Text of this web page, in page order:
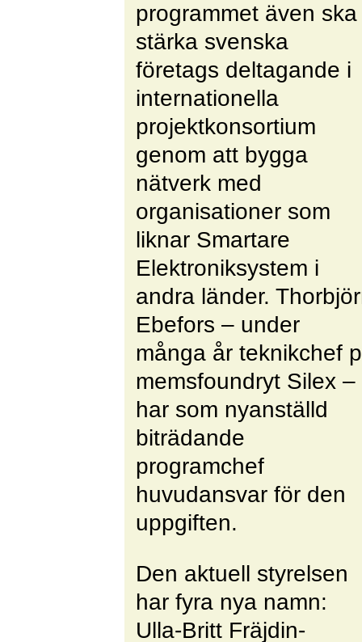
programmet även ska
stärka svenska
företags deltagande i
internationella
projektkonsortium
genom att bygga
nätverk med
organisationer som
liknar Smartare
Elektroniksystem i
andra länder.
Ebefors – under
många år teknikchef
memsfoundryt Silex –
har som nyanställd
biträdande
programchef
huvudansvar för den
uppgiften.
Den aktuell styrelsen
har fyra nya namn:
Ulla-Britt Fräjdin-